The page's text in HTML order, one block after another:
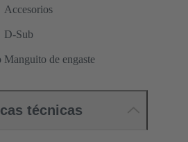
Accesorios
D-Sub
Manguito de engaste
técnicas